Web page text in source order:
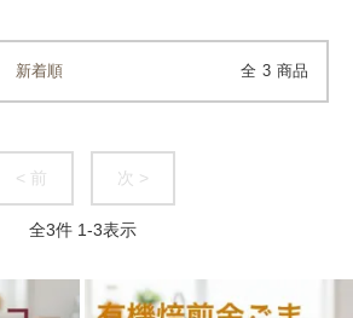
新着順 全 3 商品
< 前 次 >
全3件 1-3表示